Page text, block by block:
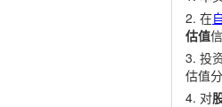
在
估值
投
估值分
对